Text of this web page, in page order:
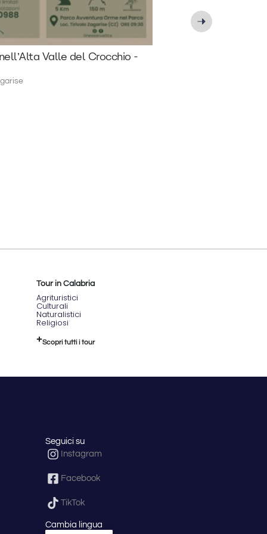
Valle del Crocchio -
Tour in Calabria
Agrituristici
Culturali
Naturalistici
Religiosi
Scopri tutti i tour
Seguici su
Instagram
Facebook
TikTok
Cambia lingua